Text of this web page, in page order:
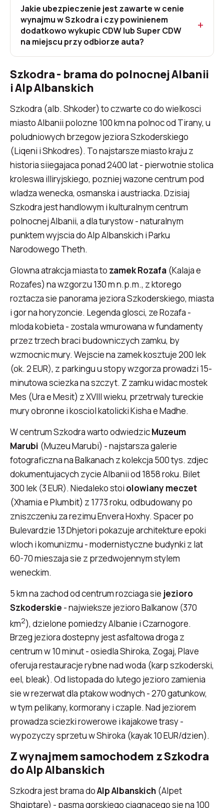
Jakie ubezpieczenie jest zawarte w cenie
wynajmu w Szkodra i czy powinienem
dodatkowo wykupic CDW lub Super CDW
na miejscu przy odbiorze auta?
Szkodra - brama do polnocnej Albanii
i Alp Albanskich
Szkodra (alb. Shkoder) to czwarte co do wielkosci
miasto Albanii polozne 100 km na polnoc od Tirany, u
poludniowych brzegow jeziora Szkoderskiego
(Liqeni i Shkodres). To najstarsze miasto kraju z
historia siiegajaca ponad 2400 lat - pierwotnie stolica
kroleswa illiryjskiego, pozniej wazone centrum pod
wladza wenecka, osmanska i austriacka. Dzisiaj
Szkodra jest handlowym i kulturalnym centrum
polnocnej Albanii, a dla turystow - naturalnym
punktem wyjscia do Alp Albanskich i Parku
Narodowego Theth.
Glowna atrakcja miasta to zamek Rozafa (Kalaja e
Rozafes) na wzgorzu 130 m n.p.m., z ktorego
roztacza sie panorama jeziora Szkoderskiego, miasta
i gor na horyzoncie. Legenda glosci, ze Rozafa -
mloda kobieta - zostala wmurowana w fundamenty
przez trzech braci budowniczych zamku, by
wzmocnic mury. Wejscie na zamek kosztuje 200 lek
(ok. 2 EUR), z parkingu u stopy wzgorza prowadzi 15-
minutowa sciezka na szczyt. Z zamku widac mostek
Mes (Ura e Mesit) z XVIII wieku, przetrwaly tureckie
mury obronne i kosciol katolicki Kisha e Madhe.
W centrum Szkodra warto odwiedzicMuzeum
Marubi (Muzeu Marubi) - najstarsza galerie
fotograficzna na Balkanach z kolekcja 500 tys. zdjec
dokumentujacych zycie Albanii od 1858 roku. Bilet
300 lek (3 EUR). Niedaleko stoi olowiany meczet
(Xhamia e Plumbit) z 1773 roku, odbudowany po
zniszczeniu za rezimu Envera Hoxhy. Spacer po
Bulevardzie 13 Dhjetori pokazuje architekture epoki
wloch i komunizmu - modernistyczne budynki z lat
60-70 mieszaja sie z przedwojennym stylem
weneckim.
5 km na zachod od centrum rozciaga sie jezioro
Szkoderskie - najwieksze jezioro Balkanow (370
km2), dzielone pomiedzy Albanie i Czarnogore.
Brzeg jeziora dostepny jest asfaltowa droga z
centrum w 10 minut - osiedla Shiroka, Zogaj, Plave
oferuja restauracje rybne nad woda (karp szkoderski,
eel, bleak). Od listopada do lutego jezioro zamienia
sie w rezerwat dla ptakow wodnych - 270 gatunkow,
w tym pelikany, kormorany i czaple. Nad jeziorem
prowadza sciezki rowerowe i kajakowe trasy -
wypozyczy sprzetu w Shiroka (kayak 10 EUR/dzien).
Z wynajmem samochodem z Szkodra
do Alp Albanskich
Szkodra jest brama doAlp Albanskich (Alpet
Shqiptare) - pasma gorskiego ciagnacego sie na 100